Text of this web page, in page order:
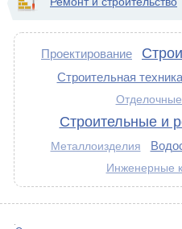
Проектирование
Строительная техника
Строительные и
Металлоизделия
Инженерные